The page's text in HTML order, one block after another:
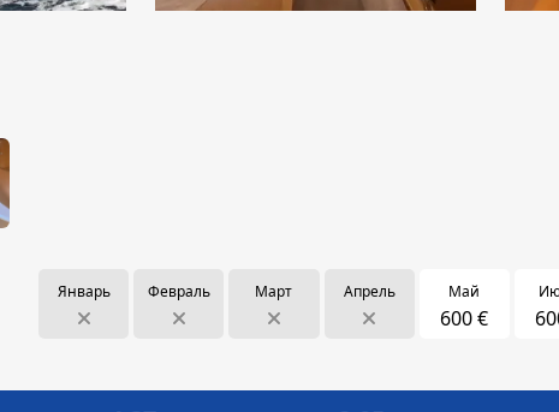
Январь Февраль Март Апрель Май
600 €